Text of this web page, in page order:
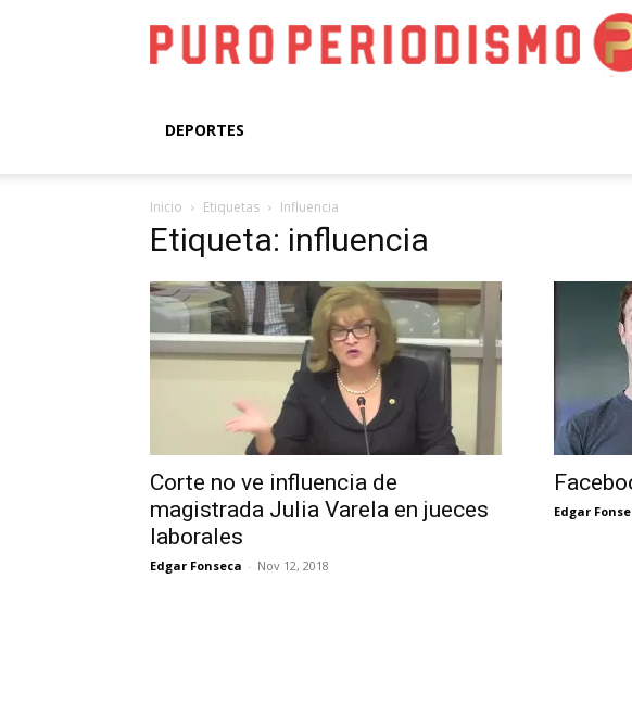
DEPORTES
Inicio Etiquetas Influencia
Etiqueta: influencia
Corte no ve influencia de
magistrada Julia Varela en jueces
laborales
Edgar Fonseca - Nov 12, 2018
Edgar